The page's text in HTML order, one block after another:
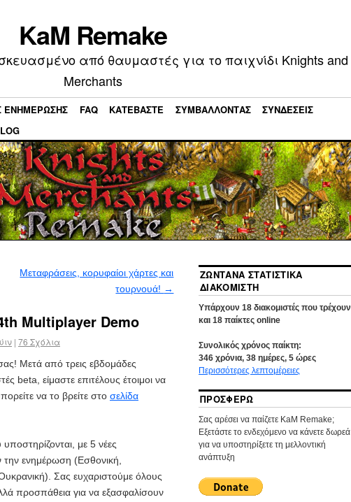
KaM Remake
από θαυμαστές για το παιχνίδι Knights and
Merchants
ΕΝΗΜΕΡΩΣΗΣ FAQ ΚΑΤΕΒΆΣΤΕ ΣΥΜΒΆΛΛΟΝΤΑΣ
ΣΥΝΔΈΣΕΙΣ
Μεταφράσεις, κορυφαίοι χάρτες και
τουρνουά! →
Multiplayer Demo
| 76 Σχόλια
Μετά από τρεις εβδομάδες
beta, είμαστε επιτέλους έτοιμοι να
να το βρείτε στο σελίδα
με 5 νέες
την ενημέρωση (Εσθονική,
Σας ευχαριστούμε όλους
προσπάθεια για να εξασφαλίσουν
ΖΩΝΤΑΝΆ ΣΤΑΤΙΣΤΙΚΆ
ΔΙΑΚΟΜΙΣΤΉ
Υπάρχουν 18διακομιστές που τρέχουν
και 18παίκτες online
Συνολικός χρόνος παίκτη:
346χρόνια, 38ημέρες, 5ώρες
Περισσότερες λεπτομέρειες
ΠΡΟΣΦΈΡΩ
Σας αρέσει να παίζετε KaM Remake;
Εξετάστε το ενδεχόμενο να κάνετε δωρεά
για να υποστηρίξετε τη μελλοντική
ανάπτυξη